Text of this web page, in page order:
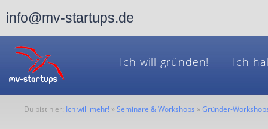
info@mv-startups.de
Ich will gründen! Ich
Du bist hier: Ich will mehr! » Seminare & Workshops » Gründer-